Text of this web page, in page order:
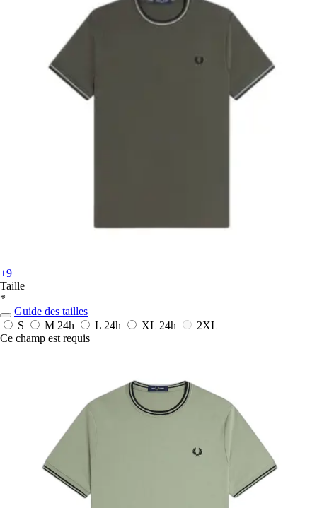
+9
Taille
*
Guide des tailles
S
M 24h L 24h XL 24h
2XL
Ce champ est requis